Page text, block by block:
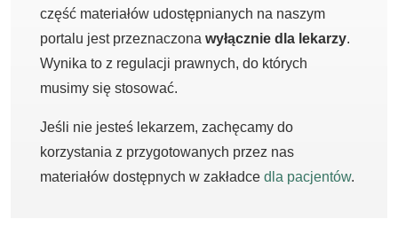
część materiałów udostępnianych na naszym
portalu jest przeznaczona wyłącznie dla lekarzy.
Wynika to z regulacji prawnych, do których
musimy się stosować.
Jeśli nie jesteś lekarzem, zachęcamy do
korzystania z przygotowanych przez nas
materiałów dostępnych w zakładce dla pacjentów.